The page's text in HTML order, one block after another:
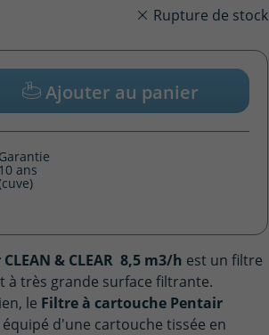
Rupture de stock
Ajouter au panier
Garantie
10 ans
& CLEAR 8,5 m3/h est un filtre
à très grande surface filtrante.
le Filtre à cartouche Pentair
équipé d'une cartouche tissée en